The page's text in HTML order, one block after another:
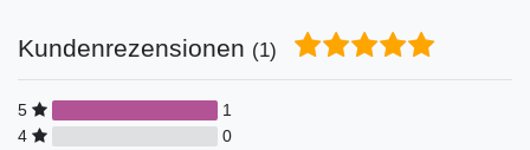
Kundenrezensionen (1)
5
1
4
0